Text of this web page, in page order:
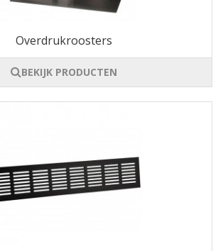
Overdrukroosters
BEKIJK PRODUCTEN